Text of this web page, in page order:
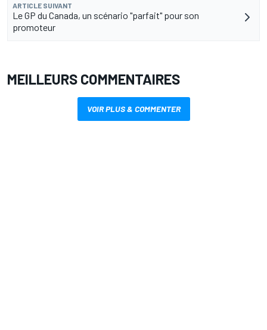
ARTICLE SUIVANT
Le GP du Canada, un scénario "parfait" pour son
promoteur
MEILLEURS COMMENTAIRES
VOIR PLUS & COMMENTER